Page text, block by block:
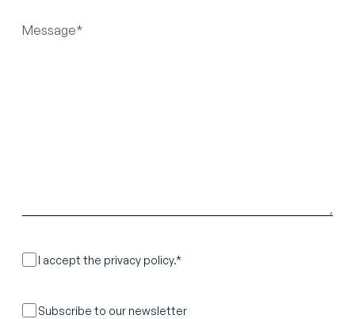
titre
RGPDI accept the privacy policy.*
SansSubscribe to our newsletter